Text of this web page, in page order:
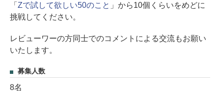
「 Zで試して欲しい50のこと 」から10個くらいをめどに
挑戦してください。
レビューワーの方同士でのコメントによる交流もお願い
いたします。
募集人数
8名